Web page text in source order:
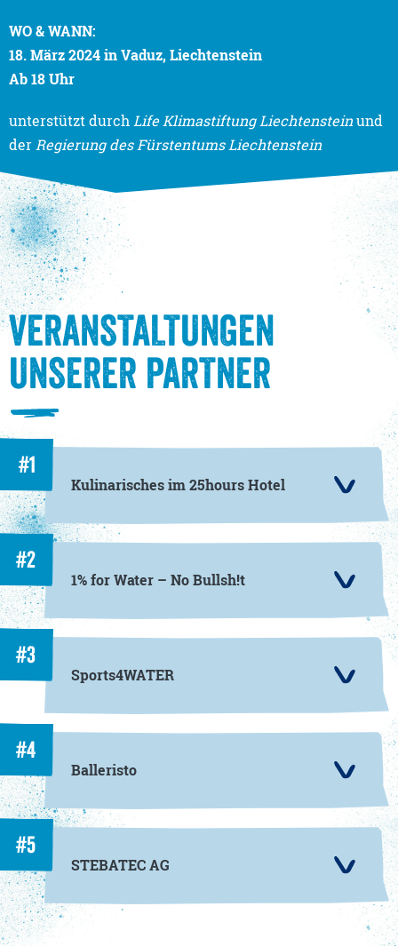
WO & WANN:
18. März 2024 in Vaduz, Liechtenstein
Ab 18 Uhr
unterstützt durchLife Klimastiftung Liechtensteinund
derRegierung des Fürstentums Liechtenstein
VERANSTALTUNGEN
UNSERER PARTNER
#1
Kulinarisches im 25hours Hotel
#2
1% for Water – No Bullsh!t
#3
Sports4WATER
#4
Balleristo
#5
STEBATEC AG